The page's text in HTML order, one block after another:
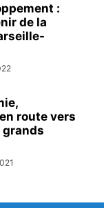
:
de la
route vers
grands